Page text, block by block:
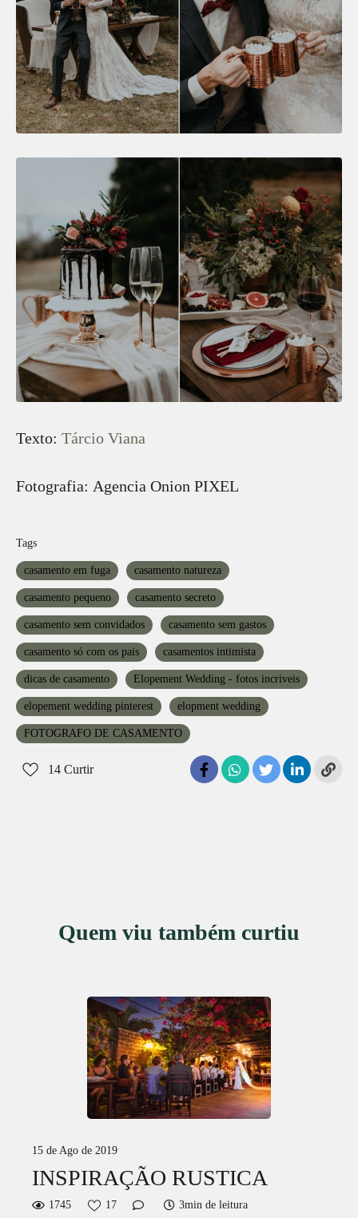
Texto: Tárcio Viana
Fotografia: Agencia Onion PIXEL
Tags
casamento em fuga casamento natureza
casamento pequeno casamento secreto
casamento sem convidados casamento sem gastos
casamento só com os pais casamentos intimista
dicas de casamento Elopement Wedding - fotos incriveis
elopement wedding pinterest elopment wedding
FOTOGRAFO DE CASAMENTO
14 Curtir
Quem viu também curtiu
15 de Ago de 2019
INSPIRAÇÃO RUSTICA
1745 17 3min de leitura